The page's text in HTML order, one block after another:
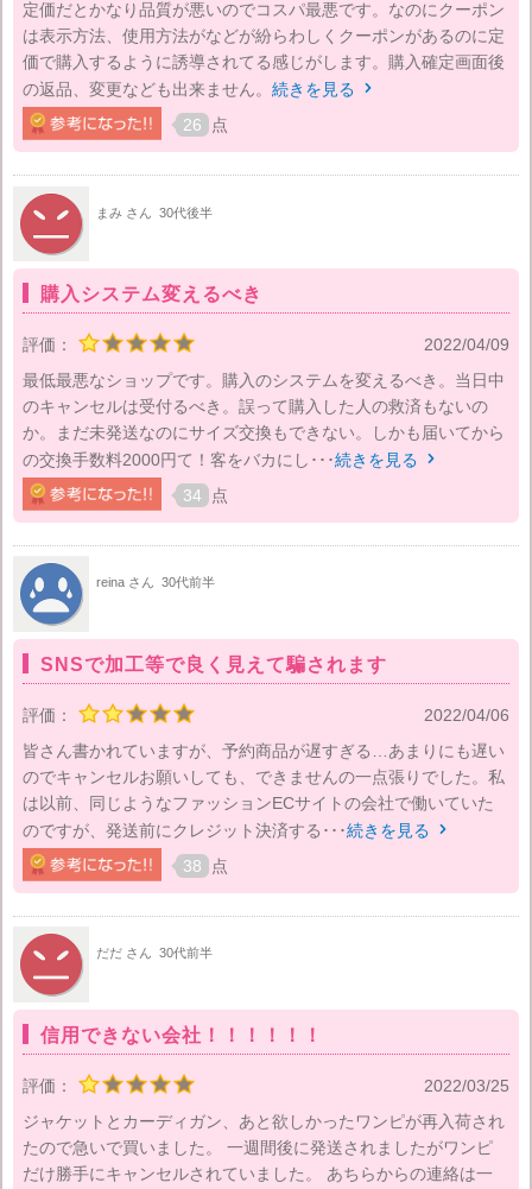
定価だとかなり品質が悪いのでコスパ最悪です。なのにクーポン
は表示方法、使用方法がなどが紛らわしくクーポンがあるのに定
価で購入するように誘導されてる感じがします。購入確定画面後
の返品、変更なども出来ません。続きを見る 
26 点
まみ さん 30代後半
購入システム変えるべき
評価：
2022/04/09
最低最悪なショップです。購入のシステムを変えるべき。当日中
のキャンセルは受付るべき。誤って購入した人の救済もないの
か。まだ未発送なのにサイズ交換もできない。しかも届いてから
の交換手数料2000円て！客をバカにし･･･続きを見る 
34 点
reina さん 30代前半
SNSで加工等で良く見えて騙されます
評価：
2022/04/06
皆さん書かれていますが、予約商品が遅すぎる…あまりにも遅い
のでキャンセルお願いしても、できませんの一点張りでした。私
は以前、同じようなファッションECサイトの会社で働いていた
のですが、発送前にクレジット決済する･･･続きを見る 
38 点
だだ さん 30代前半
信用できない会社！！！！！！
評価：
2022/03/25
ジャケットとカーディガン、あと欲しかったワンピが再入荷され
たので急いで買いました。 一週間後に発送されましたがワンピ
だけ勝手にキャンセルされていました。 あちらからの連絡は一